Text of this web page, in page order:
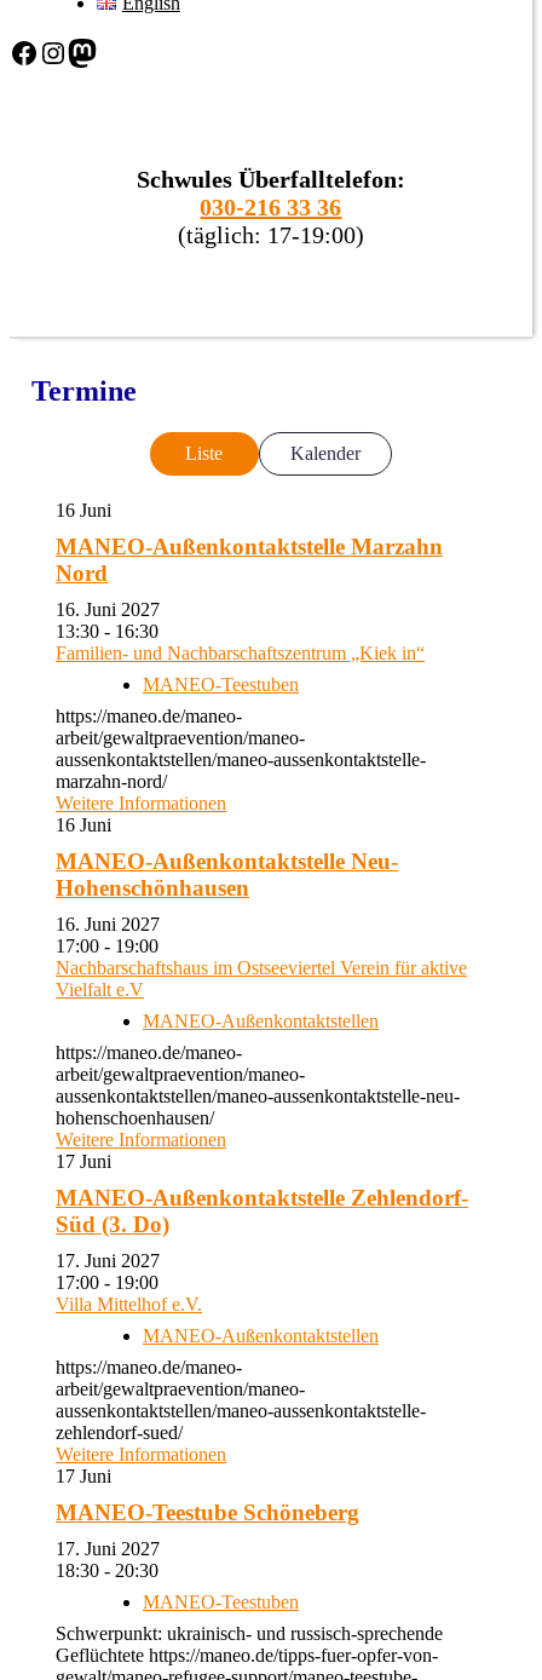
Facebook Instagram Mastodon
Schwules Überfalltelefon:
030-216 33 36
(täglich: 17-19:00)
Termine
Liste Kalender
16 Juni
MANEO-Außenkontaktstelle Marzahn
Nord
16. Juni 2027
13:30 - 16:30
Familien- und Nachbarschaftszentrum „Kiek in“
MANEO-Teestuben
https://maneo.de/maneo-
arbeit/gewaltpraevention/maneo-
aussenkontaktstellen/maneo-aussenkontaktstelle-
marzahn-nord/
Weitere Informationen
16 Juni
MANEO-Außenkontaktstelle Neu-
Hohenschönhausen
16. Juni 2027
17:00 - 19:00
Nachbarschaftshaus im Ostseeviertel Verein für aktive
Vielfalt e.V
MANEO-Außenkontaktstellen
https://maneo.de/maneo-
arbeit/gewaltpraevention/maneo-
aussenkontaktstellen/maneo-aussenkontaktstelle-neu-
hohenschoenhausen/
Weitere Informationen
17 Juni
MANEO-Außenkontaktstelle Zehlendorf-
Süd (3. Do)
17. Juni 2027
17:00 - 19:00
Villa Mittelhof e.V.
MANEO-Außenkontaktstellen
https://maneo.de/maneo-
arbeit/gewaltpraevention/maneo-
aussenkontaktstellen/maneo-aussenkontaktstelle-
zehlendorf-sued/
Weitere Informationen
17 Juni
MANEO-Teestube Schöneberg
17. Juni 2027
18:30 - 20:30
MANEO-Teestuben
Schwerpunkt: ukrainisch- und russisch-sprechende
Geflüchtete https://maneo.de/tipps-fuer-opfer-von-